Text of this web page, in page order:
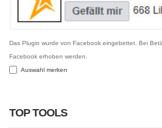
Das Plugin wurde von Facebook eingebettet. Bei
Facebook erhoben werden.
Auswahl merken
TOP TOOLS